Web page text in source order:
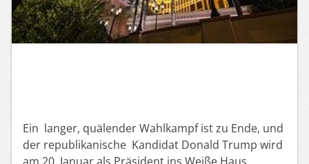
Ein langer, quälender Wahlkampf ist zu Ende, und
der republikanische Kandidat Donald Trump wird